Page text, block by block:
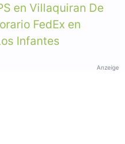
en Villaquiran De
FedEx en
Infantes
Anzeige